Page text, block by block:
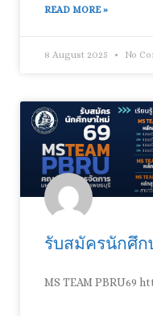
READ MORE »
8 August 2025 No
รับสมัครนักศึก
MS TEAM PBRU69